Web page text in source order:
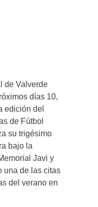
de Valverde
días 10,
edición del
de Fútbol
su trigésimo
bajo la
Javi y
una de las citas
del verano en